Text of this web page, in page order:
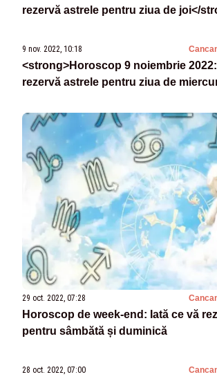
rezervă astrele pentru ziua de joi</
9 nov. 2022, 10:18
<strong>Horoscop 9 noiembrie
rezervă astrele pentru ziua de
29 oct. 2022, 07:28
Horoscop de week-end: Iată ce vă
pentru sâmbătă și duminică
28 oct. 2022, 07:00